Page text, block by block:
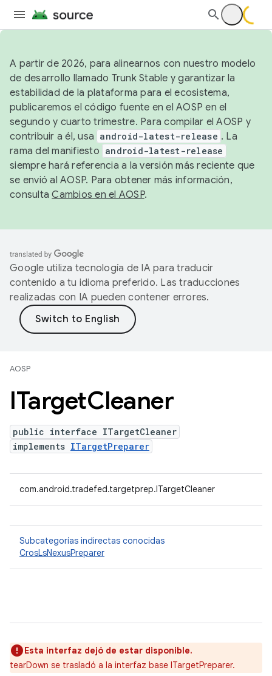
A partir de 2026, para alinearnos con nuestro modelo
de desarrollo llamado Trunk Stable y garantizar la
estabilidad de la plataforma para el ecosistema,
publicaremos el código fuente en el AOSP en el
segundo y cuarto trimestre. Para compilar el AOSP y
contribuir a él, usa android-latest-release . La
rama del manifiesto android-latest-release
siempre hará referencia a la versión más reciente que
se envió al AOSP. Para obtener más información,
consultaCambios en el AOSP.
Google utiliza tecnología de IA para traducir
contenido a tu idioma preferido. Las traducciones
realizadas con IA pueden contener errores.
AOSP
ITargetCleaner
public interface ITargetCleaner
implements ITargetPreparer
com.android.tradefed.targetprep.ITargetCleaner
Subcategorías indirectas conocidas
CrosLsNexusPreparer
Esta interfaz dejó de estar disponible.
tearDown se trasladó a la interfaz base ITargetPreparer.